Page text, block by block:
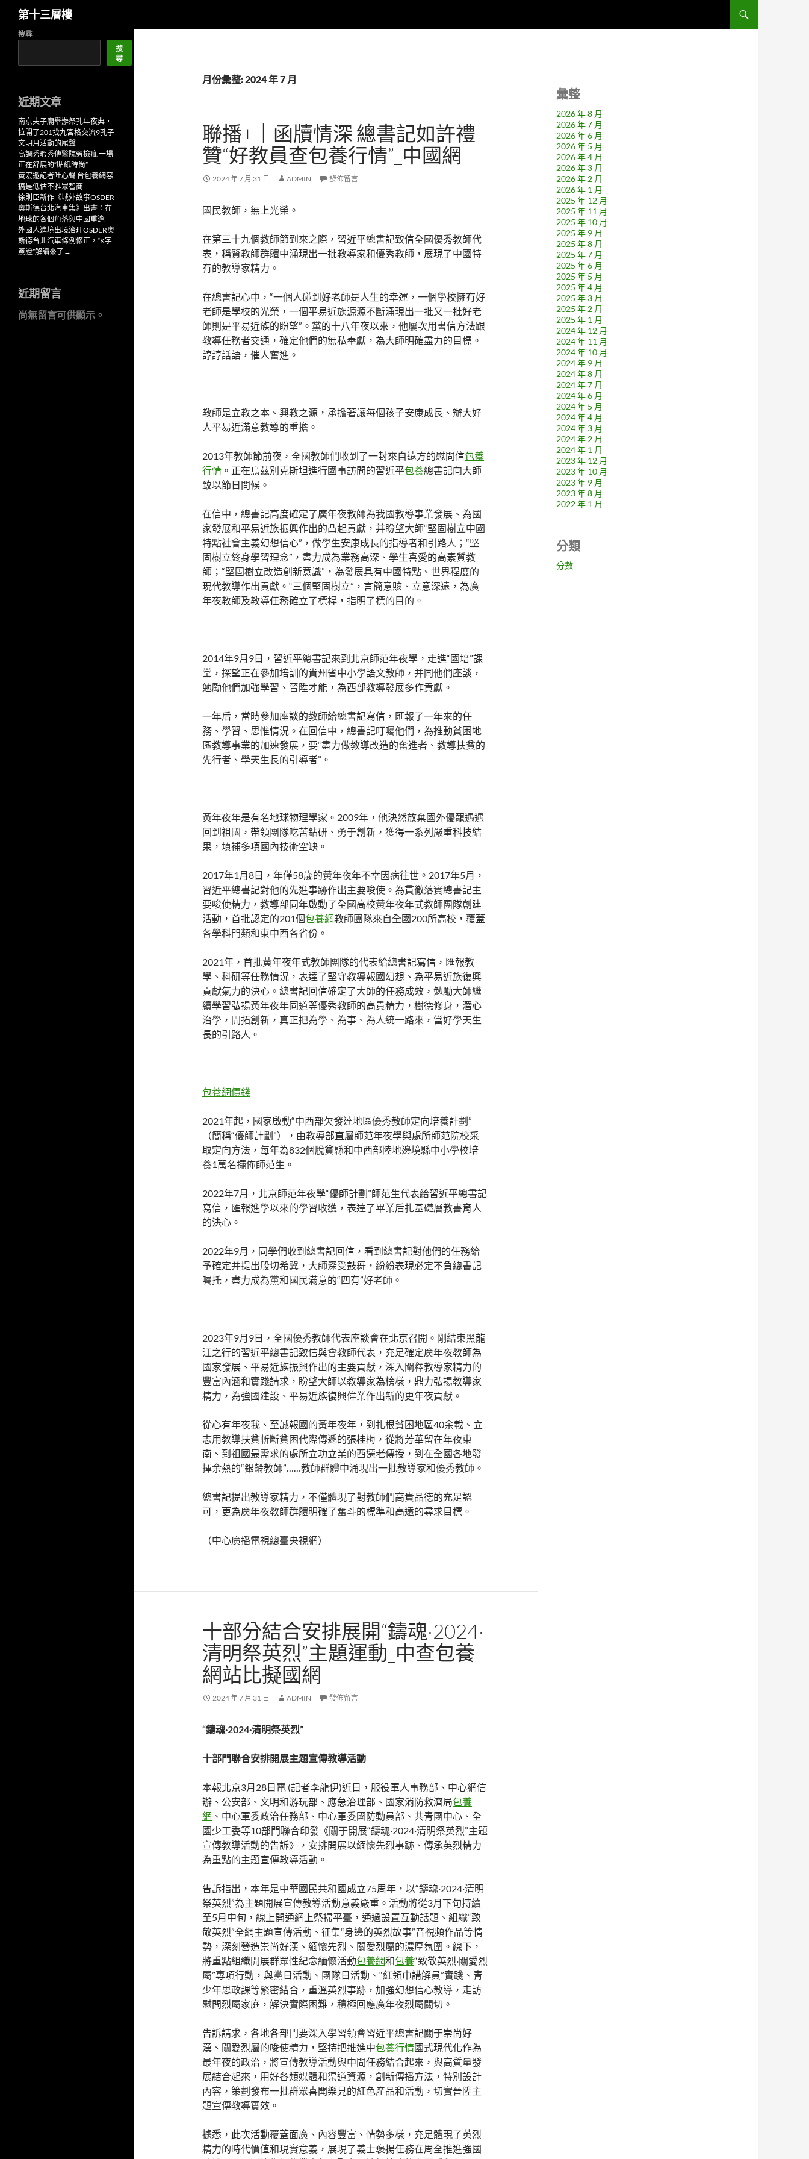
第十三層樓
月份彙整: 2024 年 7 月
聯播+｜函牘情深 總書記如許禮
贊“好教員查包養行情”_中國網
2024 年 7 月 31 日 ADMIN 發佈留言
國民教師，無上光榮。
在第三十九個教師節到來之際，習近平總書記致信全國優秀教師代
表，稱贊教師群體中涌現出一批教導家和優秀教師，展現了中國特
有的教導家精力。
在總書記心中，“一個人碰到好老師是人生的幸運，一個學校擁有好
老師是學校的光榮，一個平易近族源源不斷涌現出一批又一批好老
師則是平易近族的盼望”。黨的十八年夜以來，他屢次用書信方法跟
教導任務者交通，確定他們的無私奉獻，為大師明確盡力的目標。
諄諄話語，催人奮進。
教師是立教之本、興教之源，承擔著讓每個孩子安康成長、辦大好
人平易近滿意教導的重擔。
2013年教師節前夜，全國教師們收到了一封來自遠方的慰問信包養
行情 。正在烏茲別克斯坦進行國事訪問的習近平包養總書記向大師
致以節日問候。
在信中，總書記高度確定了廣年夜教師為我國教導事業發展、為國
家發展和平易近族振興作出的凸起貢獻，并盼望大師“堅固樹立中國
特點社會主義幻想信心”，做學生安康成長的指導者和引路人；“堅
固樹立終身學習理念”，盡力成為業務高深、學生喜愛的高素質教
師；“堅固樹立改造創新意識”，為發展具有中國特點、世界程度的
現代教導作出貢獻。“三個堅固樹立”，言簡意賅、立意深遠，為廣
年夜教師及教導任務確立了標桿，指明了標的目的。
2014年9月9日，習近平總書記來到北京師范年夜學，走進“國培”課
堂，探望正在參加培訓的貴州省中小學語文教師，并同他們座談，
勉勵他們加強學習、晉陞才能，為西部教導發展多作貢獻。
一年后，當時參加座談的教師給總書記寫信，匯報了一年來的任
務、學習、思惟情況。在回信中，總書記叮囑他們，為推動貧困地
區教導事業的加速發展，要“盡力做教導改造的奮進者、教導扶貧的
先行者、學天生長的引導者”。
黃年夜年是有名地球物理學家。2009年，他決然放棄國外優寵遇遇
回到祖國，帶領團隊吃苦鉆研、勇于創新，獲得一系列嚴重科技結
果，填補多項國內技術空缺。
2017年1月8日，年僅58歲的黃年夜年不幸因病往世。2017年5月，
習近平總書記對他的先進事跡作出主要唆使。為貫徹落實總書記主
要唆使精力，教導部同年啟動了全國高校黃年夜年式教師團隊創建
活動，首批認定的201個包養網教師團隊來自全國200所高校，覆蓋
各學科門類和東中西各省份。
2021年，首批黃年夜年式教師團隊的代表給總書記寫信，匯報教
學、科研等任務情況，表達了堅守教導報國幻想、為平易近族復興
貢獻氣力的決心。總書記回信確定了大師的任務成效，勉勵大師繼
續學習弘揚黃年夜年同道等優秀教師的高貴精力，樹德修身，潛心
治學，開拓創新，真正把為學、為事、為人統一路來，當好學天生
長的引路人。
包養網價錢
2021年起，國家啟動“中西部欠發達地區優秀教師定向培養計劃”
（簡稱“優師計劃”），由教導部直屬師范年夜學與處所師范院校采
取定向方法，每年為832個脫貧縣和中西部陸地邊境縣中小學校培
養1萬名擺佈師范生。
2022年7月，北京師范年夜學“優師計劃”師范生代表給習近平總書記
寫信，匯報進學以來的學習收獲，表達了畢業后扎基礎層教書育人
的決心。
2022年9月，同學們收到總書記回信，看到總書記對他們的任務給
予確定并提出殷切希冀，大師深受鼓舞，紛紛表現必定不負總書記
囑托，盡力成為黨和國民滿意的“四有”好老師。
2023年9月9日，全國優秀教師代表座談會在北京召開。剛結束黑龍
江之行的習近平總書記致信與會教師代表，充足確定廣年夜教師為
國家發展、平易近族振興作出的主要貢獻，深入闡釋教導家精力的
豐富內涵和實踐請求，盼望大師以教導家為榜樣，鼎力弘揚教導家
精力，為強國建設、平易近族復興偉業作出新的更年夜貢獻。
從心有年夜我、至誠報國的黃年夜年，到扎根貧困地區40余載、立
志用教導扶貧斬斷貧困代際傳遞的張桂梅，從將芳華留在年夜東
南、到祖國最需求的處所立功立業的西遷老傳授，到在全國各地發
揮余熱的“銀齡教師”……教師群體中涌現出一批教導家和優秀教師。
總書記提出教導家精力，不僅體現了對教師們高貴品德的充足認
可，更為廣年夜教師群體明確了奮斗的標準和高遠的尋求目標。
（中心廣播電視總臺央視網）
十部分結合安排展開“鑄魂·2024·
清明祭英烈”主題運動_中查包養
網站比擬國網
2024 年 7 月 31 日 ADMIN 發佈留言
“鑄魂·2024·清明祭英烈”
十部門聯合安排開展主題宣傳教導活動
本報北京3月28日電 (記者李龍伊)近日，服役軍人事務部、中心網信
辦、公安部、文明和游玩部、應急治理部、國家消防救濟局包養
網 、中心軍委政治任務部、中心軍委國防動員部、共青團中心、全
國少工委等10部門聯合印發《關于開展“鑄魂·2024·清明祭英烈”主題
宣傳教導活動的告訴》，安排開展以緬懷先烈事跡、傳承英烈精力
為重點的主題宣傳教導活動。
告訴指出，本年是中華國民共和國成立75周年，以“鑄魂·2024·清明
祭英烈”為主題開展宣傳教導活動意義嚴重。活動將從3月下旬持續
至5月中旬，線上開通網上祭掃平臺，通過設置互動話題、組織“致
敬英烈”全網主題宣傳活動、征集“身邊的英烈故事”音視頻作品等情
勢，深刻營造崇尚好漢、緬懷先烈、關愛烈屬的濃厚氛圍。線下，
將重點組織開展群眾性紀念緬懷活動包養網和包養“致敬英烈·關愛烈
屬”專項行動，與黨日活動、團隊日活動、“紅領巾講解員”實踐、青
少年思政課等緊密結合，重溫英烈事跡，加強幻想信心教導，走訪
慰問烈屬家庭，解決實際困難，積極回應廣年夜烈屬關切。
告訴請求，各地各部門要深入學習領會習近平總書記關于崇尚好
漢、關愛烈屬的唆使精力，堅持把推進中包養行情國式現代化作為
最年夜的政治，將宣傳教導活動與中間任務結合起來，與高質量發
展結合起來，用好各類媒體和渠道資源，創新傳播方法，特別設計
內容，策劃發布一批群眾喜聞樂見的紅色產品和活動，切實晉陞主
題宣傳教導實效。
據悉，此次活動覆蓋面廣、內容豐富、情勢多樣，充足體現了英烈
精力的時代價值和現實意義，展現了義士褒揚任務在周全推進強國
彙整
2026 年 8 月
2026 年 7 月
2026 年 6 月
2026 年 5 月
2026 年 4 月
2026 年 3 月
2026 年 2 月
2026 年 1 月
2025 年 12 月
2025 年 11 月
2025 年 10 月
2025 年 9 月
2025 年 8 月
2025 年 7 月
2025 年 6 月
2025 年 5 月
2025 年 4 月
2025 年 3 月
2025 年 2 月
2025 年 1 月
2024 年 12 月
2024 年 11 月
2024 年 10 月
2024 年 9 月
2024 年 8 月
2024 年 7 月
2024 年 6 月
2024 年 5 月
2024 年 4 月
2024 年 3 月
2024 年 2 月
2024 年 1 月
2023 年 12 月
2023 年 10 月
2023 年 9 月
2023 年 8 月
2022 年 1 月
分類
分數
搜尋
搜
尋
近期文章
南京夫子廟舉辦祭孔年夜典，
拉開了201找九宮格交流9孔子
文明月活動的尾聲
高調秀瑕秀傳醫院勞檢疵 一場
正在舒展的“貼紙時尚”
黃宏邀記者吐心聲 台包養網惡
搞是低估不雅眾智商
徐則臣新作《域外故事OSDER
奧斯德台北汽車集》出書：在
地球的各個角落與中國重逢
外國人進境出境治理OSDER奧
斯德台北汽車條例修正，“K字
簽證”解讀來了→
近期留言
尚無留言可供顯示。